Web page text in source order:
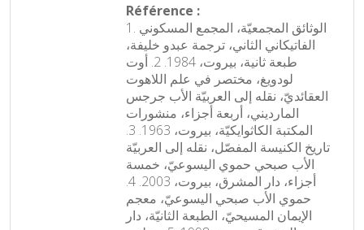
Référence :
1. الوثائق المجمعيّة، المجمع المسكوني
الفاتيكاني الثاني، ترجمة عبدو خليفة،
طبعة ثانية، بيروت، 1984. 2. أوت
لودويغ، مختصر في علم اللاهوت
العقائديّ، نقله إلى العربيّة الأب جرجس
المارديني، أربعة أجزاء، منشورات
المكتبة الكاثوايكيّة، بيروت، 1963. 3.
تاريخ الكنيسة المفصّل، نقله إلى العربيّة
الأب صبحي حموي اليسوعيّ، خمسة
أجزاء، دار المشرق، بيروت، 2003. 4.
حموي الأب صبحي اليسوعيّ، معجم
الإيمان المسيحيّ، الطبعة الثانيّة، دار